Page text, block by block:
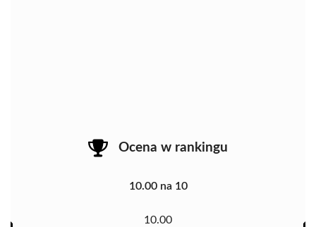
Ocena w rankingu
10.00 na 10
10.00